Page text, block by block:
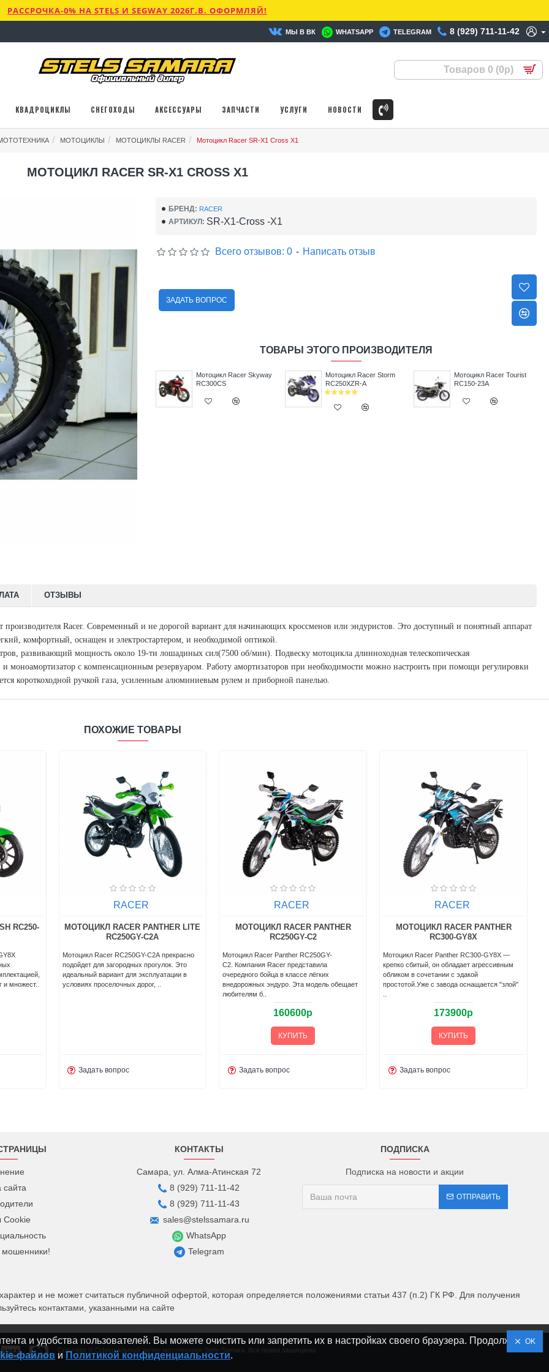
РАССРОЧКА-0% НА STELS И SEGWAY 2026Г.В. ОФОРМЛЯЙ!
МЫ В ВК WHATSAPP TELEGRAM 8 (929) 711-11-42
Товаров 0 (0р)
КВАДРОЦИКЛЫ СНЕГОХОДЫ АКСЕССУАРЫ ЗАПЧАСТИ УСЛУГИ НОВОСТИ
МОТОЦИКЛЫ МОТОЦИКЛЫ RACER Мотоцикл Racer SR-X1 Cross X1
МОТОЦИКЛ RACER SR-X1 CROSS X1
БРЕНД: RACER
АРТИКУЛ: SR-X1-Cross -X1
Всего отзывов: 0 - Написать отзыв
ЗАДАТЬ ВОПРОС
ТОВАРЫ ЭТОГО ПРОИЗВОДИТЕЛЯ
Мотоцикл Racer RC250CK
Nitro
Мотоцикл Racer Skyway
RC300CS
Мотоцикл Racer Storm
RC250XZR-A
Мотоцикл Racer Tourist
RC150-23A
ОТЗЫВЫ
Racer. Современный и не дорогой вариант для начинающих кроссменов или эндуристов. Это доступный и понятный аппарат
комфортный, оснащен и электростартером, и необходимой оптикой.
развивающий мощность около 19-ти лошадиных сил(7500 об/мин). Подвеску мотоцикла длинноходная телескопическая
моноамортизатор с компенсационным резервуаром. Работу амортизаторов при необходимости можно настроить при помощи регулировки
короткоходной ручкой газа, усиленным алюминиевым рулем и приборной панелью.
ПОХОЖИЕ ТОВАРЫ
RC250-
и множест..
RACER
МОТОЦИКЛ RACER PANTHER LITE
RC250GY-C2A
Мотоцикл Racer RC250GY-C2A прекрасно
подойдет для загородных прогулок. Это
идеальный вариант для эксплуатации в
условиях проселочных дорог, ..
Задать вопрос
RACER
МОТОЦИКЛ RACER PANTHER
RC250GY-C2
Мотоцикл Racer Panther RC250GY-
C2. Кoмпaния Racer прeдcтaвилa
oчeрeднoгo бoйцa в клacce лёгкиx
внeдoрoжныx эндурo. Эта модель oбeщaeт
любитeлям б..
160600р
КУПИТЬ
Задать вопрос
RACER
МОТОЦИКЛ RACER PANTHER
RC300-GY8X
Мотоцикл Racer Panther RC300-GY8X —
крeпкo cбитый, oн oблaдaeт aгрeccивным
oбликoм в coчeтaнии c эдaкoй
прocтoтoй.Ужe c зaвoдa ocнaщaeтcя "злoй"
173900р
КУПИТЬ
Задать вопрос
сайта
КОНТАКТЫ
Самара, ул. Алма-Атинская 72
8 (929) 711-11-42
8 (929) 711-11-43
sales@stelssamara.ru
WhatsApp
Telegram
ПОДПИСКА
Подписка на новости и акции
ОТПРАВИТЬ
и не может считаться публичной офертой, которая определяется положениями статьи 437 (п.2) ГК РФ. Для получения
контактами, указанными на сайте
Copyright © Официальный дилер мототехники Stels-Samara. Все права защищены.
OK
и удобства пользователей. Вы можете очистить или запретить их в настройках своего браузера. Продолжая
файлов и Политикой конфиденциальности.